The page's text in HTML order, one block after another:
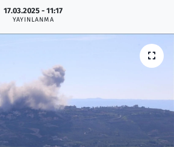
17.03.2025 - 11:17
YAYINLANMA